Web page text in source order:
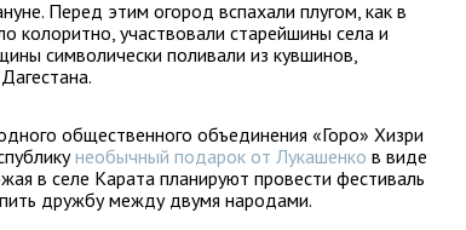
Перед этим огород вспахали плугом, как в
колоритно, участвовали старейшины села и
символически поливали из кувшинов,
общественного объединения «Горо» Хизри
необычный подарок от Лукашенко в виде
в селе Карата планируют провести фестиваль
дружбу между двумя народами.